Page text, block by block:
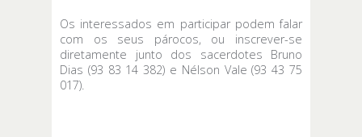
Os interessados em participar podem falar
com os seus párocos, ou inscrever-se
diretamente junto dos sacerdotes Bruno
Dias (93 83 14 382) e Nélson Vale (93 43 75
017).